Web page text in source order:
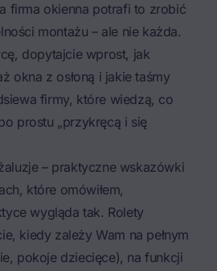
firma okienna potrafi to zrobić
montażu – ale nie każda.
dopytajcie wprost, jak
okna z osłoną i jakie taśmy
firmy, które wiedzą, co
prostu „przykręcą i się
– praktyczne wskazówki
które omówiłem,
wygląda tak. Rolety
kiedy zależy Wam na pełnym
pokoje dziecięce), na funkcji